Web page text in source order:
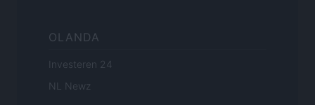
OLANDA
Investeren 24
NL Newz